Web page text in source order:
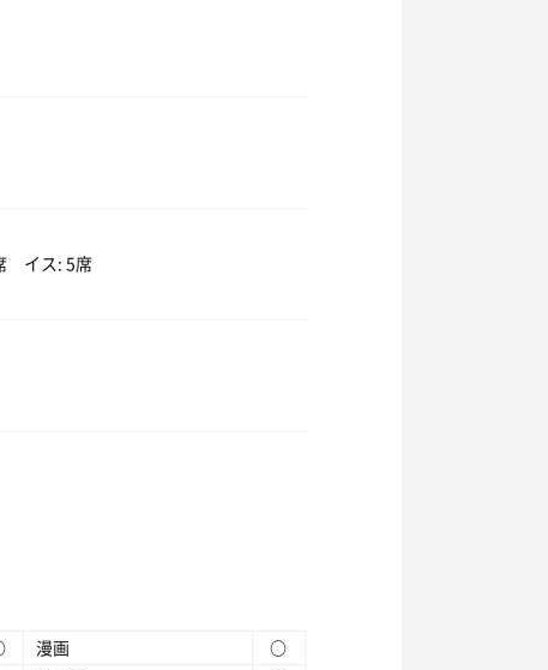
イス: 5席
漫画
○